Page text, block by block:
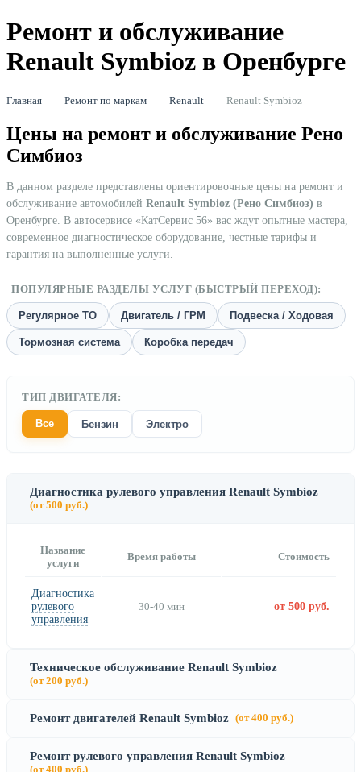
Ремонт и обслуживание
Renault Symbioz в Оренбурге
Главная Ремонт по маркам Renault Renault Symbioz
Цены на ремонт и обслуживание Рено
Симбиоз
В данном разделе представлены ориентировочные цены на ремонт и
обслуживание автомобилей Renault Symbioz (Рено Симбиоз) в
Оренбурге. В автосервисе «КатСервис 56» вас ждут опытные мастера,
современное диагностическое оборудование, честные тарифы и
гарантия на выполненные услуги.
ПОПУЛЯРНЫЕ РАЗДЕЛЫ УСЛУГ (БЫСТРЫЙ ПЕРЕХОД):
Регулярное ТО Двигатель / ГРМ Подвеска / Ходовая
Тормозная система Коробка передач
ТИП ДВИГАТЕЛЯ:
Все Бензин Электро
Диагностика рулевого управления Renault Symbioz
(от 500 руб.)
Название
услуги
Время работы Стоимость
Диагностика
рулевого
управления
30-40 мин от 500 руб.
Техническое обслуживание Renault Symbioz
(от 200 руб.)
Ремонт двигателей Renault Symbioz (от 400 руб.)
Ремонт рулевого управления Renault Symbioz
(от 400 руб.)